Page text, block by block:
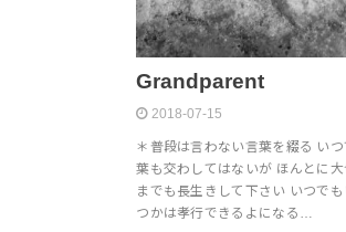
Grandparent
2018-07-15
＊普段は言わない言葉を綴る い
葉も交わしてはないが ほんとに
までも長生きして下さい いつで
つかは孝行できるよになる…